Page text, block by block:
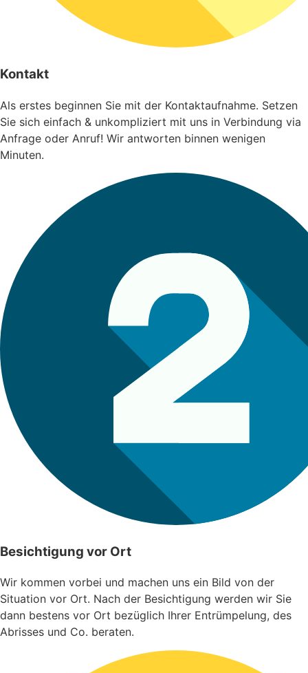
Kontakt
Als erstes beginnen Sie mit der Kontaktaufnahme. Setzen
Sie sich einfach & unkompliziert mit uns in Verbindung via
Anfrage oder Anruf! Wir antworten binnen wenigen
Minuten.
Besichtigung vor Ort
Wir kommen vorbei und machen uns ein Bild von der
Situation vor Ort. Nach der Besichtigung werden wir Sie
dann bestens vor Ort bezüglich Ihrer Entrümpelung, des
Abrisses und Co. beraten.